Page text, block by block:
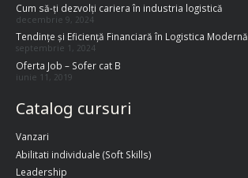
Cum să-ți dezvolți cariera în industria logistică
decembrie 9, 2024
Tendințe și Eficiență Financiară în Logistica Modernă
septembrie 1, 2024
Oferta Job – Sofer cat B
iunie 11, 2019
Catalog cursuri
Vanzari
Abilitati individuale (Soft Skills)
Leadership